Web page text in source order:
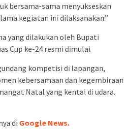
bersama-sama menyukseskan
kegiatan ini dilaksanakan.”
yang dilakukan oleh Bupati
Cup ke-24 resmi dimulai.
kompetisi di lapangan,
kebersamaan dan kegembiraan
Natal yang kental di udara.
di Google News.